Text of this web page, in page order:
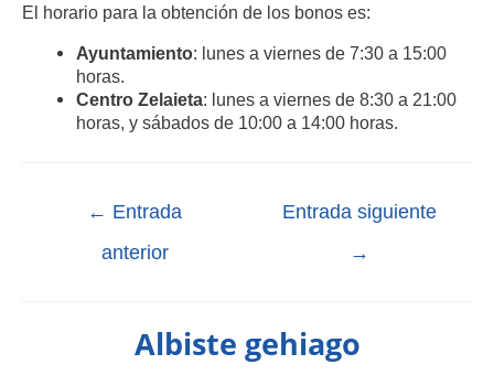
El horario para la obtención de los bonos es:
Ayuntamiento: lunes a viernes de 7:30 a 15:00
horas.
Centro Zelaieta: lunes a viernes de 8:30 a 21:00
horas, y sábados de 10:00 a 14:00 horas.
← Entrada
anterior
Entrada siguiente
→
Albiste gehiago